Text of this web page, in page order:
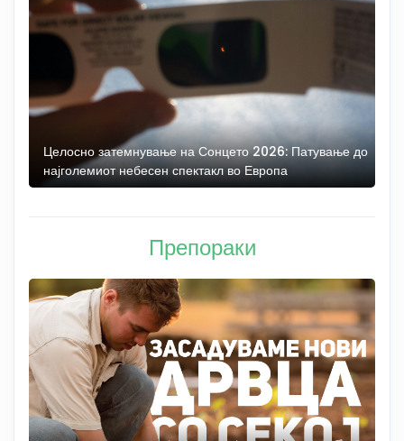
Целосно затемнување на Сонцето 2026: Патување до
најголемиот небесен спектакл во Европа
Препораки